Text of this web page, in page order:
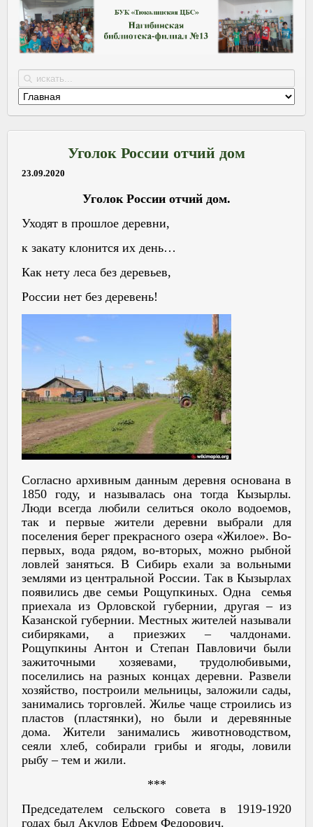
Уголок России отчий дом
23.09.2020
Уголок России отчий дом.
Уходят в прошлое деревни,
к закату клонится их день…
Как нету леса без деревьев,
России нет без деревень!
Согласно архивным данным деревня основана в
1850 году, и называлась она тогда Кызырлы.
Люди всегда любили селиться около водоемов,
так и первые жители деревни выбрали для
поселения берег прекрасного озера «Жилое». Во-
первых, вода рядом, во-вторых, можно рыбной
ловлей заняться. В Сибирь ехали за вольными
землями из центральной России. Так в Кызырлах
появились две семьи Рощупкиных. Одна семья
приехала из Орловской губернии, другая – из
Казанской губернии. Местных жителей называли
сибиряками, а приезжих – чалдонами.
Рощупкины Антон и Степан Павловичи были
зажиточными хозяевами, трудолюбивыми,
поселились на разных концах деревни. Развели
хозяйство, построили мельницы, заложили сады,
занимались торговлей. Жилье чаще строились из
пластов (пластянки), но были и деревянные
дома. Жители занимались животноводством,
сеяли хлеб, собирали грибы и ягоды, ловили
рыбу – тем и жили.
***
Председателем сельского совета в 1919-1920
годах был Акулов Ефрем Федорович.